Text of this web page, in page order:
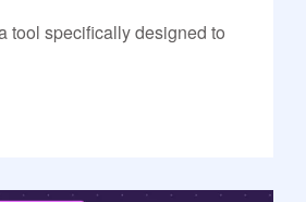
tool specifically designed to